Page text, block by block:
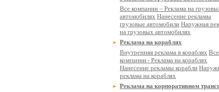
Все компании – Реклама на
автомобилях Нанесение рекламы
грузовые автомобили Наружная
на грузовых автомобилях
Реклама на кораблях
Внутренняя реклама в кораблях Все
компании - Реклама на кораблях
Нанесение рекламы корабли
реклама на кораблях
Реклама на корпоративном